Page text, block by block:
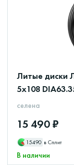
Литые диски
5x108
селена
15 490 ₽
15490 в Сплит
В наличии